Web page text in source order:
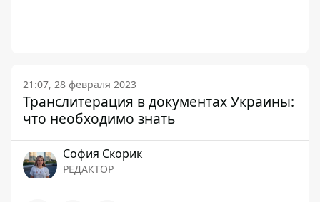
21:07, 28 февраля 2023
Транслитерация в документах Украины:
что необходимо знать
София Скорик
РЕДАКТОР